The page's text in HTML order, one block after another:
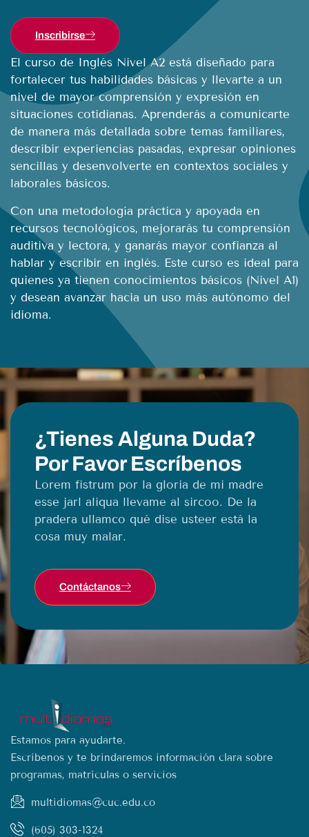
Inscribirse
El curso de Inglés Nivel A2 está diseñado para
fortalecer tus habilidades básicas y llevarte a un
nivel de mayor comprensión y expresión en
situaciones cotidianas. Aprenderás a comunicarte
de manera más detallada sobre temas familiares,
describir experiencias pasadas, expresar opiniones
sencillas y desenvolverte en contextos sociales y
laborales básicos.
Con una metodología práctica y apoyada en
recursos tecnológicos, mejorarás tu comprensión
auditiva y lectora, y ganarás mayor confianza al
hablar y escribir en inglés. Este curso es ideal para
quienes ya tienen conocimientos básicos (Nivel A1)
y desean avanzar hacia un uso más autónomo del
idioma.
¿Tienes Alguna Duda?
Por Favor Escríbenos
Lorem fistrum por la gloria de mi madre
esse jarl aliqua llevame al sircoo. De la
pradera ullamco qué dise usteer está la
cosa muy malar.
Contáctanos
Estamos para ayudarte.
Escríbenos y te brindaremos información clara sobre
programas, matrículas o servicios
multidiomas@cuc.edu.co
(605) 303-1324